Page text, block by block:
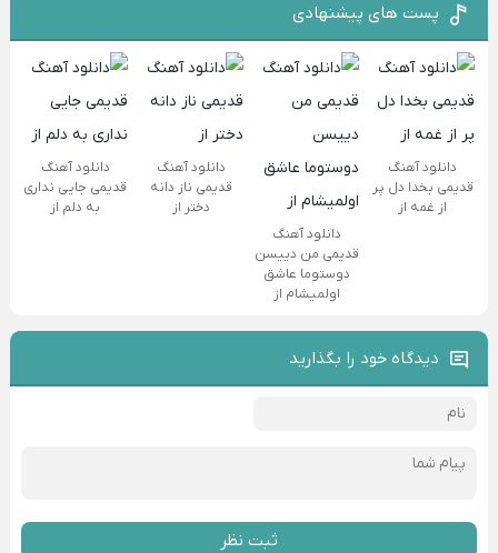
پست های پیشنهادی
دانلود آهنگ
قدیمی بخدا دل پر
از غمه از
دانلود آهنگ
قدیمی من دییسن
دوستوما عاشق
اولمیشام از
دانلود آهنگ
قدیمی ناز دانه
دختر از
دانلود آهنگ
قدیمی جایی نداری
به دلم از
دیدگاه خود را بگذارید
ثبت نظر